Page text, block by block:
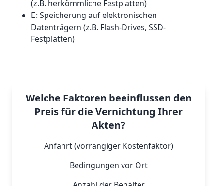
(z.B. herkömmliche Festplatten)
E: Speicherung auf elektronischen
Datenträgern (z.B. Flash-Drives, SSD-
Festplatten)
Welche Faktoren beeinflussen den
Preis für die Vernichtung Ihrer
Akten?
Anfahrt (vorrangiger Kostenfaktor)
Bedingungen vor Ort